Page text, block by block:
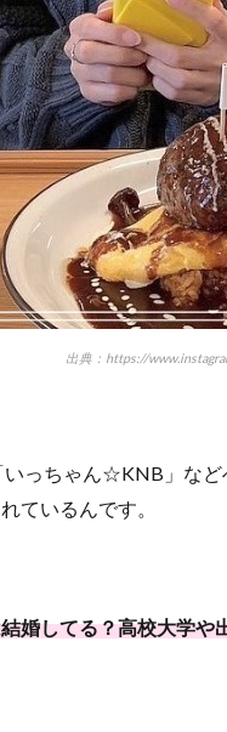
出典：https://
いっちゃん☆KNB」な
ているんです。
婚してる？高校大学や